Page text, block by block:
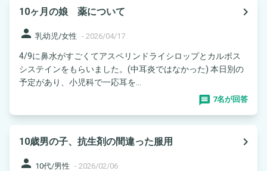
10ヶ月の娘 薬について
navigate_next
person 乳幼児/女性 - 2026/04/17
4/9に鼻水がすごくてアスペリンドライシロップとカルボス
システインをもらいました。(中耳炎ではなかった) 本日別の
予定があり、小児科で一応耳を...
7名が回答
10歳男の子、抗生剤の間違った服用
navigate_next
person 10代/男性 - 2026/02/06